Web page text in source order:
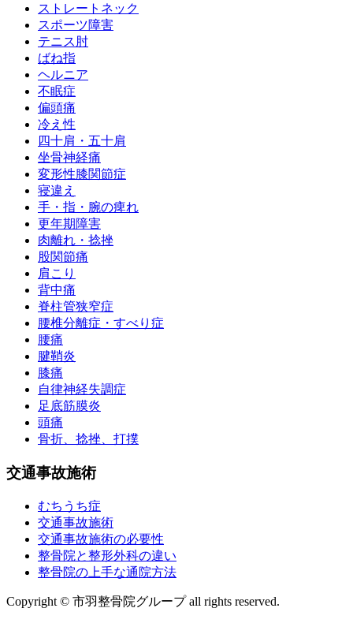
ストレートネック
スポーツ障害
テニス肘
ばね指
ヘルニア
不眠症
偏頭痛
冷え性
四十肩・五十肩
坐骨神経痛
変形性膝関節症
寝違え
手・指・腕の痺れ
更年期障害
肉離れ・捻挫
股関節痛
肩こり
背中痛
脊柱管狭窄症
腰椎分離症・すべり症
腰痛
腱鞘炎
膝痛
自律神経失調症
足底筋膜炎
頭痛
骨折、捻挫、打撲
交通事故施術
むちうち症
交通事故施術
交通事故施術の必要性
整骨院と整形外科の違い
整骨院の上手な通院方法
Copyright © 市羽整骨院グループ all rights reserved.